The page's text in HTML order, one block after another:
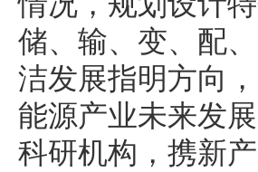
储、输、变、配
洁发展指明方向
能源产业未来发
科研机构，携新